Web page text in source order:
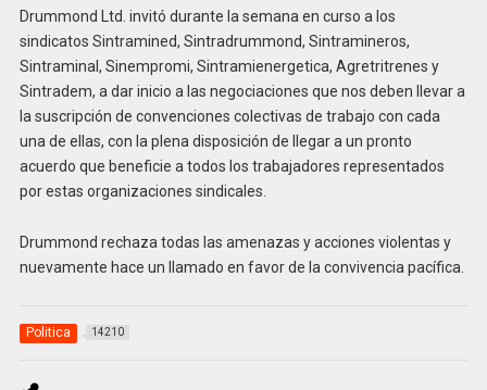
Drummond Ltd. invitó durante la semana en curso a los
sindicatos Sintramined, Sintradrummond, Sintramineros,
Sintraminal, Sinempromi, Sintramienergetica, Agretritrenes y
Sintradem, a dar inicio a las negociaciones que nos deben llevar a
la suscripción de convenciones colectivas de trabajo con cada
una de ellas, con la plena disposición de llegar a un pronto
acuerdo que beneficie a todos los trabajadores representados
por estas organizaciones sindicales.
Drummond rechaza todas las amenazas y acciones violentas y
nuevamente hace un llamado en favor de la convivencia pacífica.
Politica 14210